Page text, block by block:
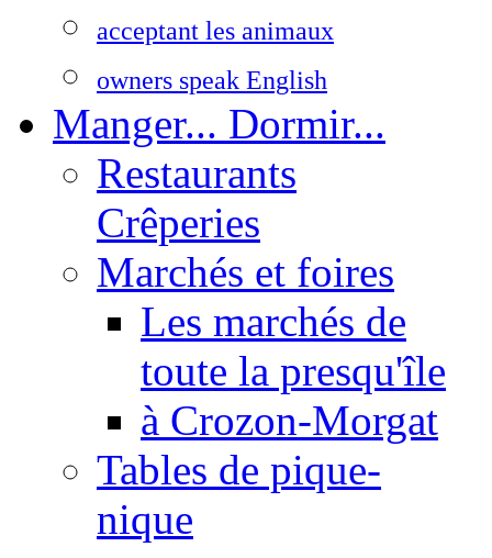
acceptant les animaux
owners speak English
Manger... Dormir...
Restaurants
Crêperies
Marchés et foires
Les marchés de
toute la presqu'île
à Crozon-Morgat
Tables de pique-
nique